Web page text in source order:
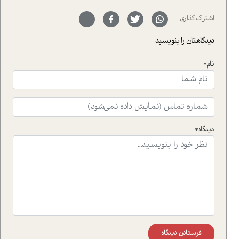
سر نهاده است و نیز کرامت عزیز زاده؛ سفیر صلح و دوستی که
با رکاب زدن در بیش از هفتاد کشور و کاشتن درخت، به نماد
حمایت از محیط زیست و منابع طبیعی تبدیل گشته
است.فصل روایت اجنبی ها در این شماره به دو موضوع
ای که به زندگی شگفت انگیز جین گودال و تاثیرات کاوش های
ایشان در حوزه ی شامپانزه ها بر زندگی امروزی ما نگاهی
افکنده است.فصل اتاق 333 شما را پای صحبت یک تجربه ی
واقعی در ارتباط با اختلال شخصیت اسکزوئید و مشکلات و نیز
راهکارهای حل آن قرار می دهد که در اتاق درمان اتفاق افتاده
موثرترین راهکارهای استفاده از هوش مصنوعی در حوزه های
اشتراک گذاری
دیدگاهتان را بنویسید
نام*
دیدگاه*
فرستادن دیدگاه